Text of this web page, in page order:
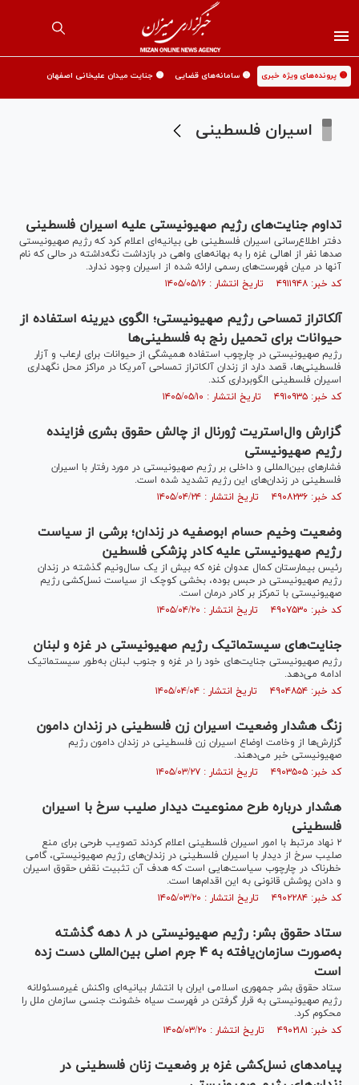
🟡 پرونده‌های ویژه خبری 🟡 سامانه‌های قضایی 🟡 جنایت میدان علیخانی اصفهان
اسیران فلسطینی
تداوم جنایت‌های رژیم صهیونیستی علیه اسیران فلسطینی
دفتر اطلاع‌رسانی اسیران فلسطینی طی بیانیه‌ای اعلام کرد که رژیم صهیونیستی
صدها نفر از اهالی غزه را به بهانه‌های واهی در بازداشت نگه‌داشته در حالی که نام
آنها در میان فهرست‌های رسمی ارائه شده از اسیران وجود ندارد.
کد خبر: ۴۹۱۱۹۴۸ تاریخ انتشار : ۱۴۰۵/۰۵/۱۶
آلکاتراز تمساحی رژیم صهیونیستی؛ الگوی دیرینه استفاده از
حیوانات برای تحمیل رنج به فلسطینی‌ها
رژیم صهیونیستی در چارچوب استفاده همیشگی از حیوانات برای ارعاب و آزار
فلسطینی‌ها، قصد دارد از زندان آلکاتراز تمساحی آمریکا در مراکز محل نگهداری
اسیران فلسطینی الگوبرداری کند.
کد خبر: ۴۹۱۰۹۳۵ تاریخ انتشار : ۱۴۰۵/۰۵/۱۰
گزارش وال‌استریت ژورنال از چالش حقوق بشری فزاینده
رژیم صهیونیستی
فشار‌های بین‌المللی و داخلی بر رژیم صهیونیستی در مورد رفتار با اسیران
فلسطینی در زندان‌های این رژیم تشدید شده است.
کد خبر: ۴۹۰۸۲۳۶ تاریخ انتشار : ۱۴۰۵/۰۴/۲۴
وضعیت وخیم حسام ابوصفیه در زندان؛ برشی از سیاست
رژیم صهیونیستی علیه کادر پزشکی فلسطین
رئیس بیمارستان کمال عدوان غزه که بیش از یک سال‌ونیم گذشته در زندان
رژیم صهیونیستی در حبس بوده، بخشی کوچک از سیاست نسل‌کشی رژیم
صهیونیستی با تمرکز بر کادر درمان است.
کد خبر: ۴۹۰۷۵۳۰ تاریخ انتشار : ۱۴۰۵/۰۴/۲۰
جنایت‌های سیستماتیک رژیم صهیونیستی در غزه و لبنان
رژیم صهیونیستی جنایت‌های خود را در غزه و جنوب لبنان به‌طور سیستماتیک
ادامه می‌دهد.
کد خبر: ۴۹۰۴۸۵۴ تاریخ انتشار : ۱۴۰۵/۰۴/۰۴
زنگ هشدار وضعیت اسیران زن فلسطینی در زندان دامون
گزارش‌ها از وخامت اوضاع اسیران زن فلسطینی در زندان‌ دامون رژیم
صهیونیستی خبر می‌دهند.
کد خبر: ۴۹۰۳۵۰۵ تاریخ انتشار : ۱۴۰۵/۰۳/۲۷
هشدار درباره طرح ممنوعیت دیدار صلیب سرخ با اسیران
فلسطینی
۲ نهاد مرتبط با امور اسیران فلسطینی اعلام کردند تصویب طرحی برای منع
صلیب سرخ از دیدار با اسیران فلسطینی در زندان‌های رژیم صهیونیستی، گامی
خطرناک در چارچوب سیاست‌هایی است که هدف آن تثبیت نقض حقوق اسیران
و دادن پوشش قانونی به این اقدام‌ها است.
کد خبر: ۴۹۰۲۲۸۴ تاریخ انتشار : ۱۴۰۵/۰۳/۲۰
ستاد حقوق بشر: رژیم صهیونیستی در ۸ دهه گذشته
به‌صورت سازمان‌یافته به ۴ جرم اصلی بین‌‌المللی دست زده
است
ستاد حقوق بشر جمهوری اسلامی ایران با انتشار بیانیه‌ای واکنش غیرمسئولانه
رژیم صهیونیستی به قرار گرفتن در فهرست سیاه خشونت جنسی سازمان ملل را
محکوم کرد.
کد خبر: ۴۹۰۲۱۸۱ تاریخ انتشار : ۱۴۰۵/۰۳/۲۰
پیامدهای نسل‌کشی غزه بر وضعیت زنان فلسطینی در